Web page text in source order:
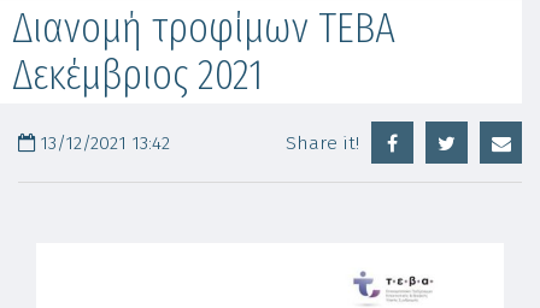
Διανομή τροφίμων ΤΕΒΑ
Δεκέμβριος 2021
13/12/2021 13:42 Share it!